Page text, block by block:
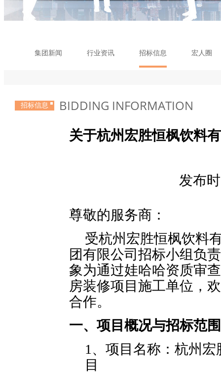
集团新闻 行业资讯 招标信息 宏人圈
招标信息 BIDDING INFORMATION
关于杭州宏胜恒枫饮料
发布
尊敬的服务商：
受杭州宏胜恒枫饮料
团有限公司招标小组负
象为通过娃哈哈资质审
房装修项目施工单位，
合作。
一、项目概况与招标范围
1、项目名称：杭州
目